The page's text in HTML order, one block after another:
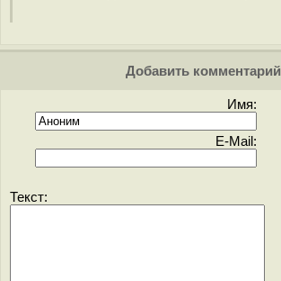
Добавить комментарий
Имя:
E-Mail:
Текст: